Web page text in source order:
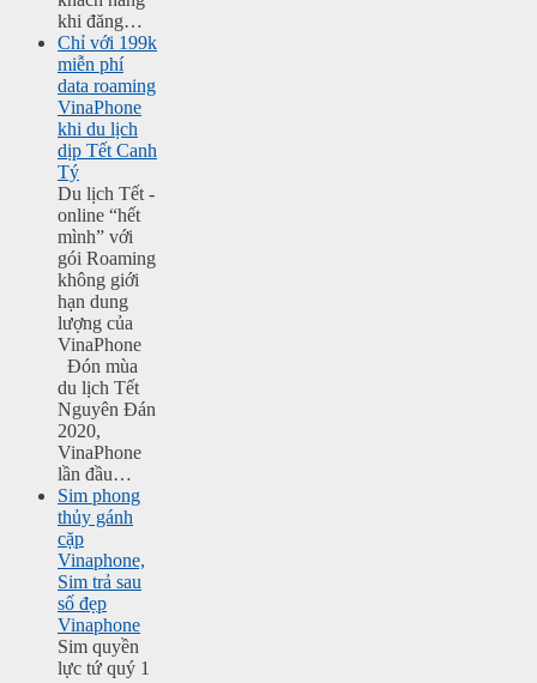
khi đăng…
Chỉ với 199k
miễn phí
data roaming
VinaPhone
khi du lịch
dịp Tết Canh
Tý
Du lịch Tết -
online “hết
mình” với
gói Roaming
không giới
hạn dung
lượng của
VinaPhone
Đón mùa
du lịch Tết
Nguyên Đán
2020,
VinaPhone
lần đầu…
Sim phong
thủy gánh
cặp
Vinaphone,
Sim trả sau
số đẹp
Vinaphone
Sim quyền
lực tứ quý 1